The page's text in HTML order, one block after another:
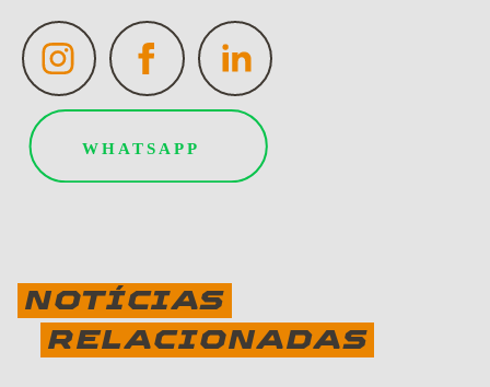
NOTÍCIAS
RELACIONADAS